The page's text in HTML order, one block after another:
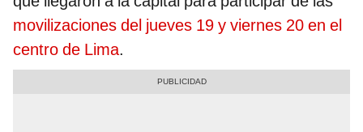
movilizaciones del jueves 19 y viernes 20 en el
centro de Lima.